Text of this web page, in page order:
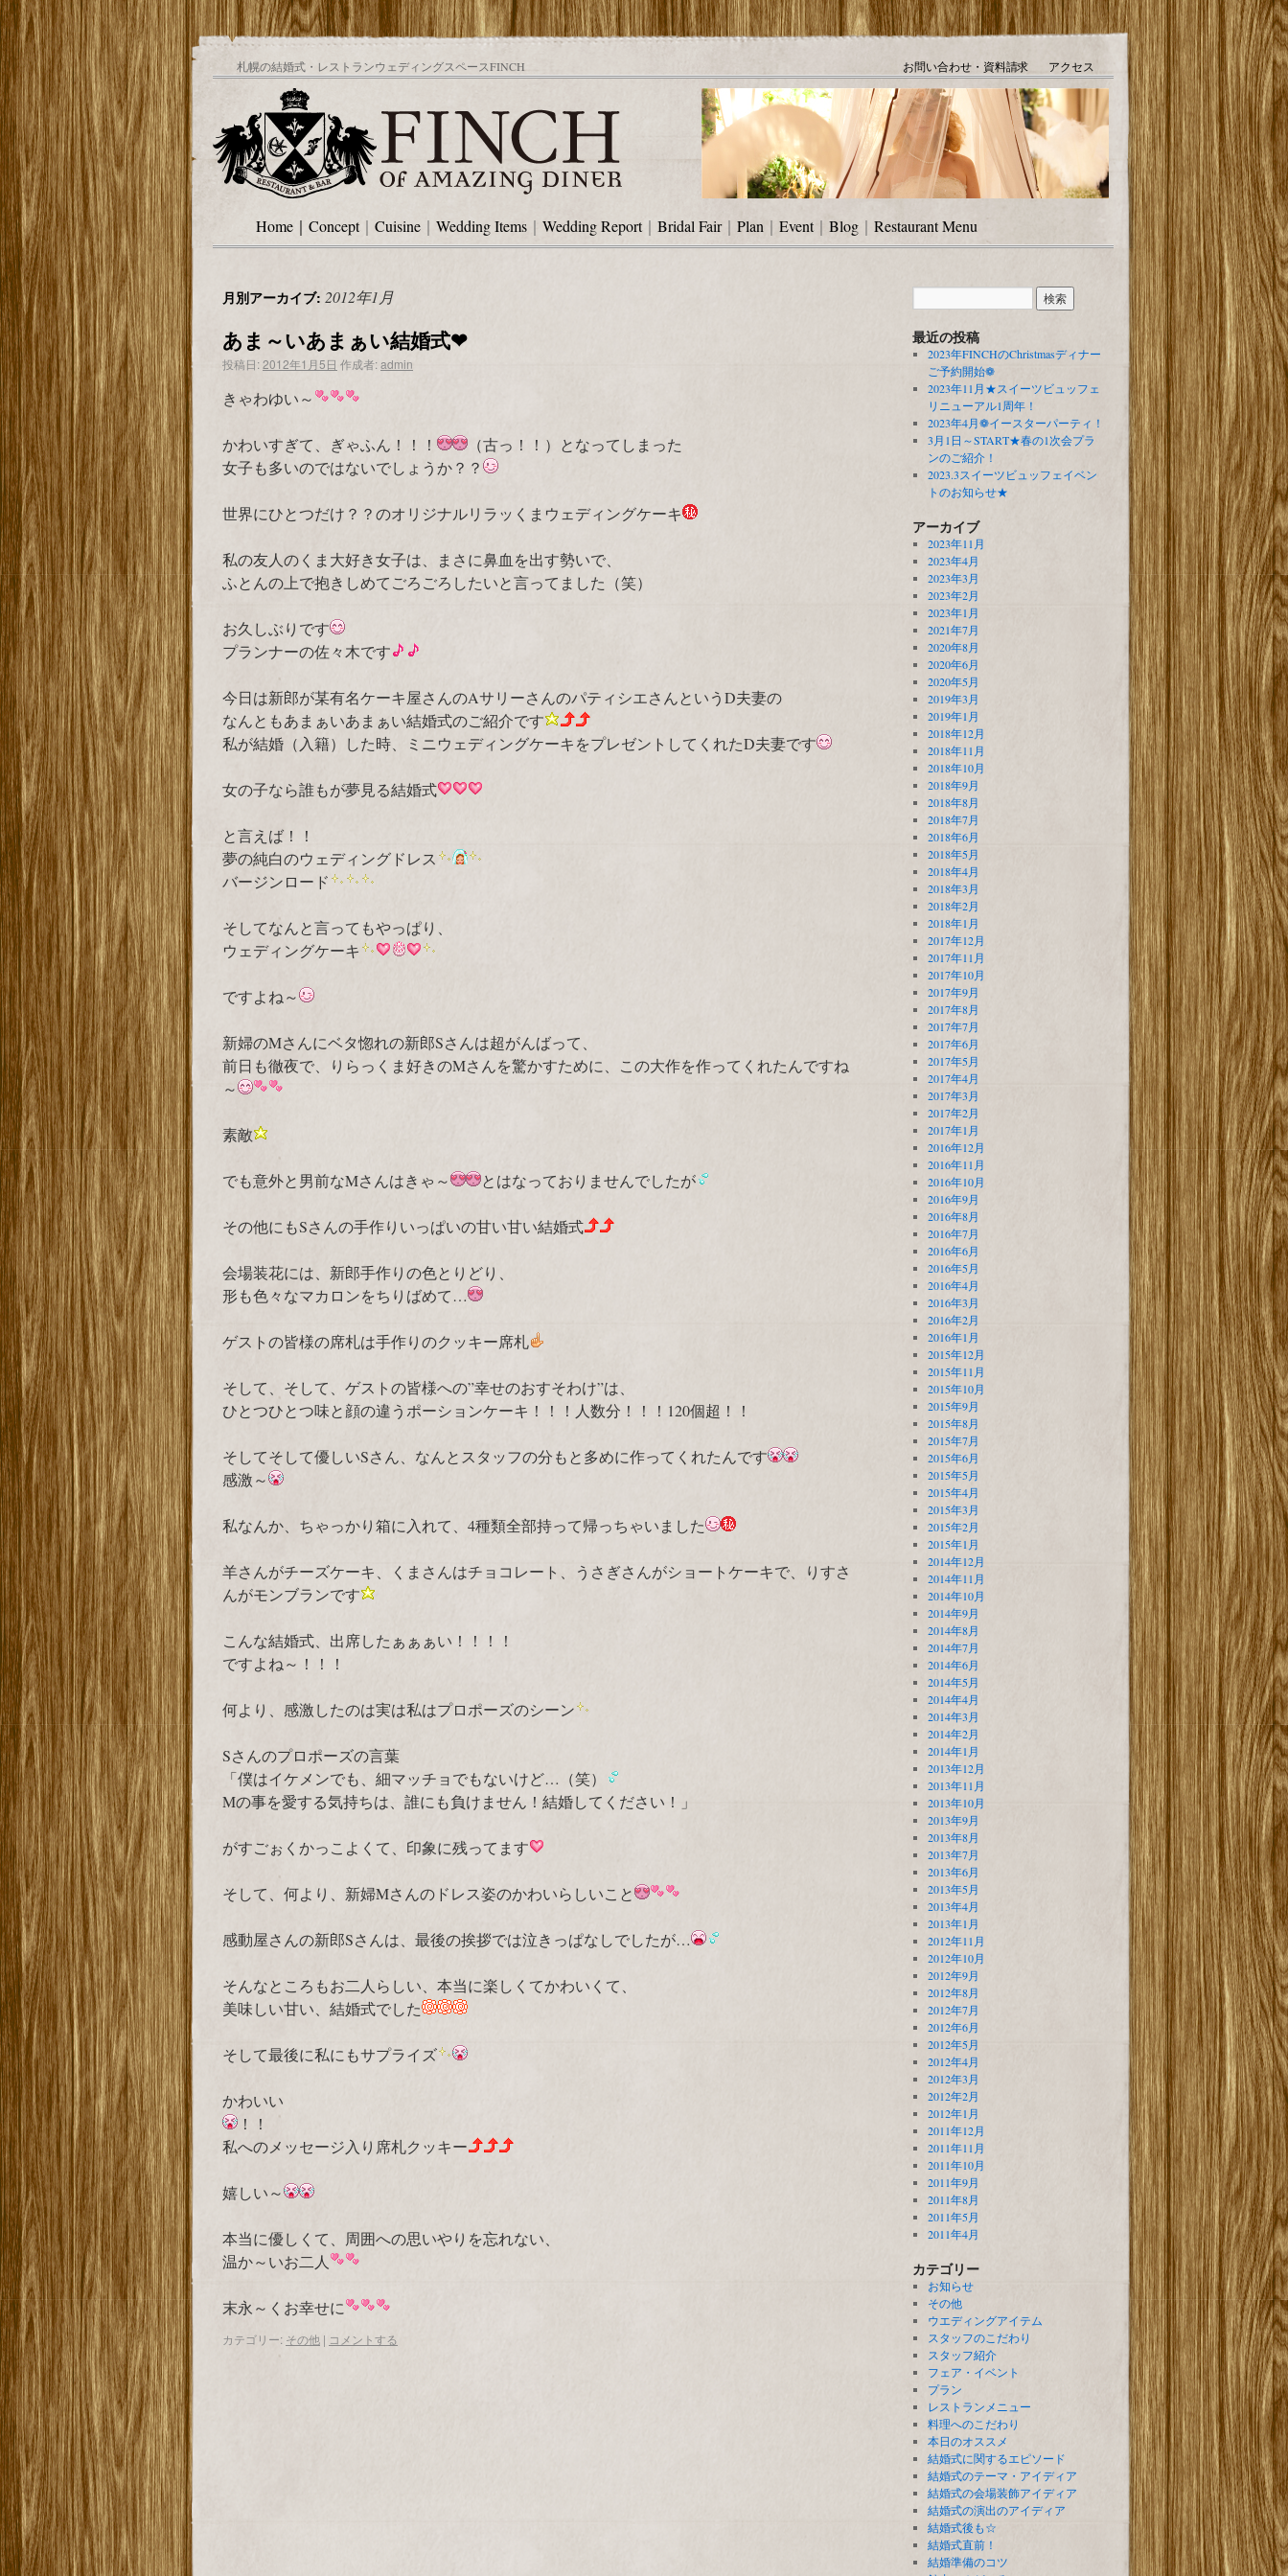
札幌の結婚式・レストランウェディングスペースFINCH お問い合わせ・資料請求 アクセス
Home ｜ Concept｜ Cuisine ｜ Wedding Items ｜ Wedding Report｜ Bridal Fair｜ Plan ｜ Event｜ Blog ｜ Restaurant Menu
月別アーカイブ: 2012年1月
あま～いあまぁい結婚式❤
投稿日:2012年1月5日 作成者:admin
きゃわゆい～
かわいすぎて、ぎゃふん！！！
（古っ！！）となってしまった
女子も多いのではないでしょうか？？
世界にひとつだけ？？のオリジナルリラッくまウェディングケーキ
私の友人のくま大好き女子は、まさに鼻血を出す勢いで、
ふとんの上で抱きしめてごろごろしたいと言ってました（笑）
お久しぶりです
プランナーの佐々木です
今日は新郎が某有名ケーキ屋さんのAサリーさんのパティシエさんというD夫妻の
なんともあまぁいあまぁい結婚式のご紹介です
私が結婚（入籍）した時、ミニウェディングケーキをプレゼントしてくれたD夫妻です
女の子なら誰もが夢見る結婚式
と言えば！！
夢の純白のウェディングドレス
バージンロード
そしてなんと言ってもやっぱり、
ウェディングケーキ
ですよね～
新婦のMさんにベタ惚れの新郎Sさんは超がんばって、
前日も徹夜で、りらっくま好きのMさんを驚かすために、この大作を作ってくれたんですね
～
素敵
でも意外と男前なMさんはきゃ～ とはなっておりませんでしたが
その他にもSさんの手作りいっぱいの甘い甘い結婚式
会場装花には、新郎手作りの色とりどり、
形も色々なマカロンをちりばめて…
ゲストの皆様の席札は手作りのクッキー席札
そして、そして、ゲストの皆様への”幸せのおすそわけ”は、
ひとつひとつ味と顔の違うポーションケーキ！！！人数分！！！120個超！！
そしてそして優しいSさん、なんとスタッフの分もと多めに作ってくれたんです
感激～
私なんか、ちゃっかり箱に入れて、4種類全部持って帰っちゃいました
羊さんがチーズケーキ、くまさんはチョコレート、うさぎさんがショートケーキで、りすさ
んがモンブランです
こんな結婚式、出席したぁぁぁい！！！！
ですよね～！！！
何より、感激したのは実は私はプロポーズのシーン
Sさんのプロポーズの言葉
「僕はイケメンでも、細マッチョでもないけど…（笑）
Mの事を愛する気持ちは、誰にも負けません！結婚してください！」
がすごぉくかっこよくて、印象に残ってます
そして、何より、新婦Mさんのドレス姿のかわいらしいこと
感動屋さんの新郎Sさんは、最後の挨拶では泣きっぱなしでしたが…
そんなところもお二人らしい、本当に楽しくてかわいくて、
美味しい甘い、結婚式でした
そして最後に私にもサプライズ
かわいい
！！
私へのメッセージ入り席札クッキー
嬉しい～
本当に優しくて、周囲への思いやりを忘れない、
温か～いお二人
末永～くお幸せに
カテゴリー: その他 | コメントする
最近の投稿
2023年FINCHのChristmasディナー
ご予約開始❁
2023年11月★スイーツビュッフェ
リニューアル1周年！
2023年4月❁イースターパーティ！
3月1日～START★春の1次会プラ
ンのご紹介！
2023.3スイーツビュッフェイベン
トのお知らせ★
アーカイブ
2023年11月
2023年4月
2023年3月
2023年2月
2023年1月
2021年7月
2020年8月
2020年6月
2020年5月
2019年3月
2019年1月
2018年12月
2018年11月
2018年10月
2018年9月
2018年8月
2018年7月
2018年6月
2018年5月
2018年4月
2018年3月
2018年2月
2018年1月
2017年12月
2017年11月
2017年10月
2017年9月
2017年8月
2017年7月
2017年6月
2017年5月
2017年4月
2017年3月
2017年2月
2017年1月
2016年12月
2016年11月
2016年10月
2016年9月
2016年8月
2016年7月
2016年6月
2016年5月
2016年4月
2016年3月
2016年2月
2016年1月
2015年12月
2015年11月
2015年10月
2015年9月
2015年8月
2015年7月
2015年6月
2015年5月
2015年4月
2015年3月
2015年2月
2015年1月
2014年12月
2014年11月
2014年10月
2014年9月
2014年8月
2014年7月
2014年6月
2014年5月
2014年4月
2014年3月
2014年2月
2014年1月
2013年12月
2013年11月
2013年10月
2013年9月
2013年8月
2013年7月
2013年6月
2013年5月
2013年4月
2013年1月
2012年11月
2012年10月
2012年9月
2012年8月
2012年7月
2012年6月
2012年5月
2012年4月
2012年3月
2012年2月
2012年1月
2011年12月
2011年11月
2011年10月
2011年9月
2011年8月
2011年5月
2011年4月
カテゴリー
お知らせ
その他
ウエディングアイテム
スタッフのこだわり
スタッフ紹介
フェア・イベント
プラン
レストランメニュー
料理へのこだわり
本日のオススメ
結婚式に関するエピソード
結婚式のテーマ・アイディア
結婚式の会場装飾アイディア
結婚式の演出のアイディア
結婚式後も☆
結婚式直前！
結婚準備のコツ